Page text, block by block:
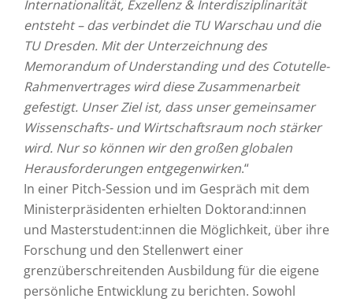
Internationalität, Exzellenz & Interdisziplinarität
entsteht – das verbindet die TU Warschau und die
TU Dresden. Mit der Unterzeichnung des
Memorandum of Understanding und des Cotutelle-
Rahmenvertrages wird diese Zusammenarbeit
gefestigt. Unser Ziel ist, dass unser gemeinsamer
Wissenschafts- und Wirtschaftsraum noch stärker
wird. Nur so können wir den großen globalen
Herausforderungen entgegenwirken.“
In einer Pitch-Session und im Gespräch mit dem
Ministerpräsidenten erhielten Doktorand:innen
und Masterstudent:innen die Möglichkeit, über ihre
Forschung und den Stellenwert einer
grenzüberschreitenden Ausbildung für die eigene
persönliche Entwicklung zu berichten. Sowohl